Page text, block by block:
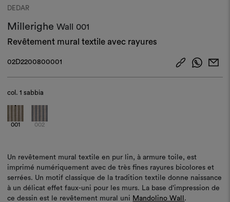
DEDAR
MillerigheWall
001
Revêtement mural textile avec rayures
02D2200800001
col.1 sabbia
001 002
Un revêtement mural textile en pur lin, à armure toile, est
imprimé numériquement avec de très fines rayures bicolores et
serrées. Un motif classique de la tradition textile donne naissance
à un délicat effet faux-uni pour les murs. La base d’impression de
ce dessin est le revêtement mural uni Mandolino Wall .